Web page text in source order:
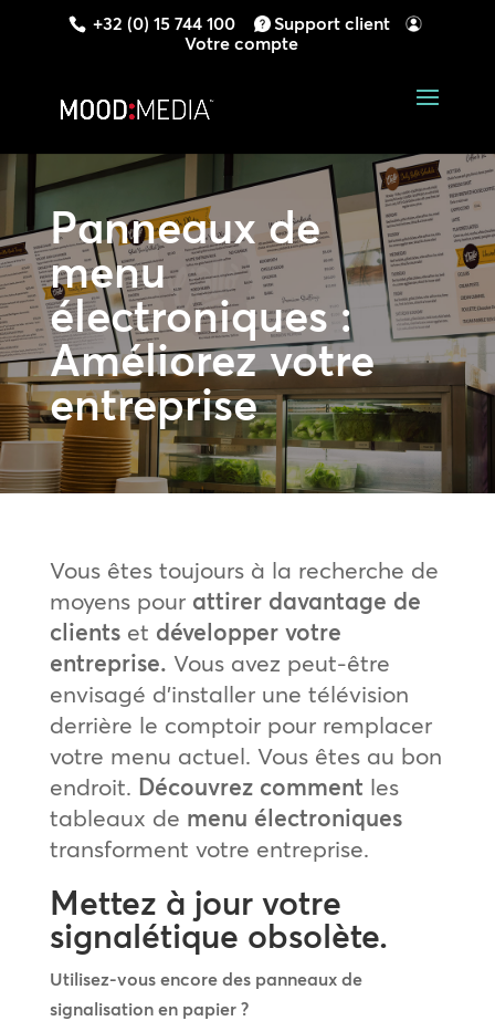
+32 (0) 15 744 100
Support client
Votre compte
Panneaux de
menu
électroniques :
Améliorez votre
entreprise
Vous êtes toujours à la recherche de
moyens pour attirer davantage de
clientset développer votre
entreprise. Vous avez peut-être
envisagé d’installer une télévision
derrière le comptoir pour remplacer
votre menu actuel. Vous êtes au bon
endroit. Découvrez comment les
tableaux de menu électroniques
transforment votre entreprise.
Mettez à jour votre
signalétique obsolète.
Utilisez-vous encore des panneaux de
signalisation en papier ?